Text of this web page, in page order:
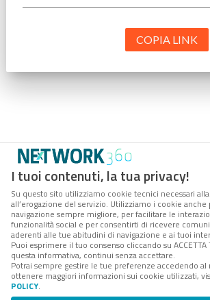
I tuoi contenuti, la tua privacy!
Su questo sito utilizziamo cookie tecnici necessari
all’erogazione del servizio. Utilizziamo i cookie
navigazione sempre migliore, per facilitare le
funzionalità social e per consentirti di ricevere
aderenti alle tue abitudini di navigazione e ai tuoi
Puoi esprimere il tuo consenso cliccando su ACCETTA
questa informativa, continui senza accettare.
Potrai sempre gestire le tue preferenze accedendo al
ottenere maggiori informazioni sui cookie utilizzati,
POLICY.
COPIA LINK